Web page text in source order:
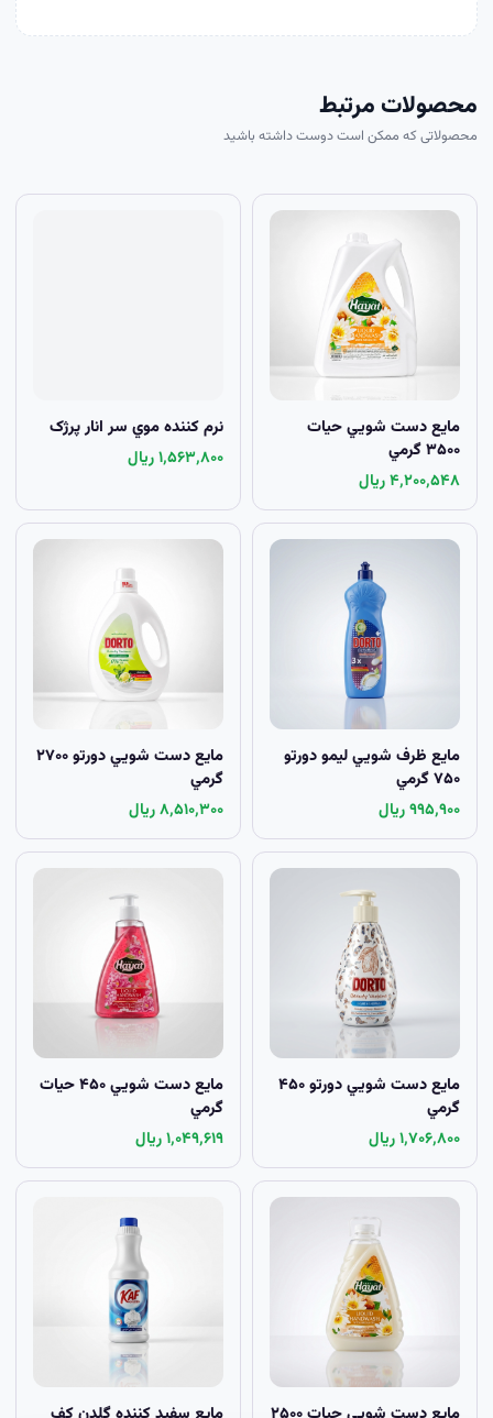
محصولات مرتبط
محصولاتی که ممکن است دوست داشته باشید
مايع دست شويي حيات
۳۵۰۰ گرمي
۴٬۲۰۰٬۵۴۸ ریال
نرم کننده موي سر انار پرژک
۱٬۵۶۳٬۸۰۰ ریال
مايع ظرف شويي لیمو دورتو
۷۵۰ گرمي
۹۹۵٬۹۰۰ ریال
مايع دست شويي دورتو ۲۷۰۰
گرمي
۸٬۵۱۰٬۳۰۰ ریال
مايع دست شويي دورتو ۴۵۰
گرمي
۱٬۷۰۶٬۸۰۰ ریال
مايع دست شويي ۴۵۰ حيات
گرمي
۱٬۰۴۹٬۶۱۹ ریال